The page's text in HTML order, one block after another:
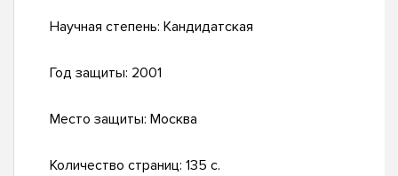
Научная степень: Кандидатская
Год защиты: 2001
Место защиты: Москва
Количество страниц: 135 с.